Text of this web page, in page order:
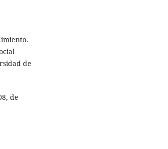
de
de